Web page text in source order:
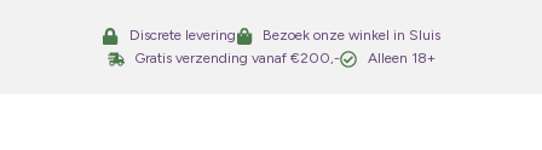
Discrete levering
Bezoek onze winkel in Sluis
Gratis verzending vanaf €200,-
Alleen 18+